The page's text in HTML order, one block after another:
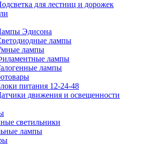
для лестниц и дорожек
Эдисона
лампы
лампы
лампы
лампы
питания 12-24-48
движения и освещенности
светильники
лампы